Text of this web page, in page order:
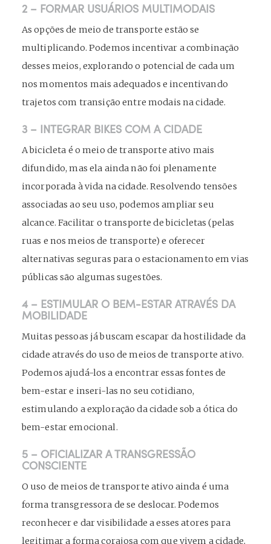
2 – FORMAR USUÁRIOS MULTIMODAIS
As opções de meio de transporte estão se
multiplicando. Podemos incentivar a combinação
desses meios, explorando o potencial de cada um
nos momentos mais adequados e incentivando
trajetos com transição entre modais na cidade.
3 – INTEGRAR BIKES COM A CIDADE
A bicicleta é o meio de transporte ativo mais
difundido, mas ela ainda não foi plenamente
incorporada à vida na cidade. Resolvendo tensões
associadas ao seu uso, podemos ampliar seu
alcance. Facilitar o transporte de bicicletas (pelas
ruas e nos meios de transporte) e oferecer
alternativas seguras para o estacionamento em vias
públicas são algumas sugestões.
4 – ESTIMULAR O BEM-ESTAR ATRAVÉS DA
MOBILIDADE
Muitas pessoas já buscam escapar da hostilidade da
cidade através do uso de meios de transporte ativo.
Podemos ajudá-los a encontrar essas fontes de
bem-estar e inseri-las no seu cotidiano,
estimulando a exploração da cidade sob a ótica do
bem-estar emocional.
5 – OFICIALIZAR A TRANSGRESSÃO
CONSCIENTE
O uso de meios de transporte ativo ainda é uma
forma transgressora de se deslocar. Podemos
reconhecer e dar visibilidade a esses atores para
legitimar a forma corajosa com que vivem a cidade,